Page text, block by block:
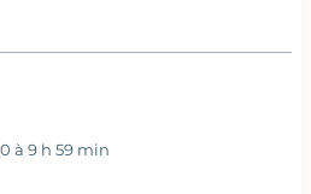
à 9 h 59 min